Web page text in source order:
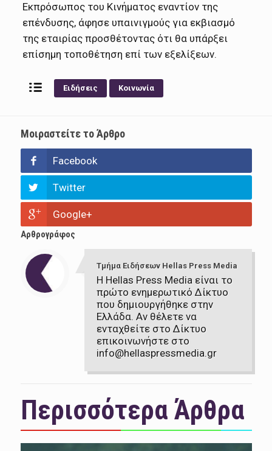
Εκπρόσωπος του Κινήματος εναντίον της
επένδυσης, άφησε υπαινιγμούς για εκβιασμό
της εταιρίας προσθέτοντας ότι θα υπάρξει
επίσημη τοποθέτηση επί των εξελίξεων.
Ειδήσεις Κοινωνία
Μοιραστείτε το Άρθρο
Facebook
Twitter
Google+
Αρθρογράφος
Τμήμα Ειδήσεων Hellas Press Media
Η Hellas Press Media είναι το
πρώτο ενημερωτικό Δίκτυο
που δημιουργήθηκε στην
Ελλάδα. Αν θέλετε να
ενταχθείτε στο Δίκτυο
επικοινωνήστε στο
info@hellaspressmedia.gr
Περισσότερα Άρθρα